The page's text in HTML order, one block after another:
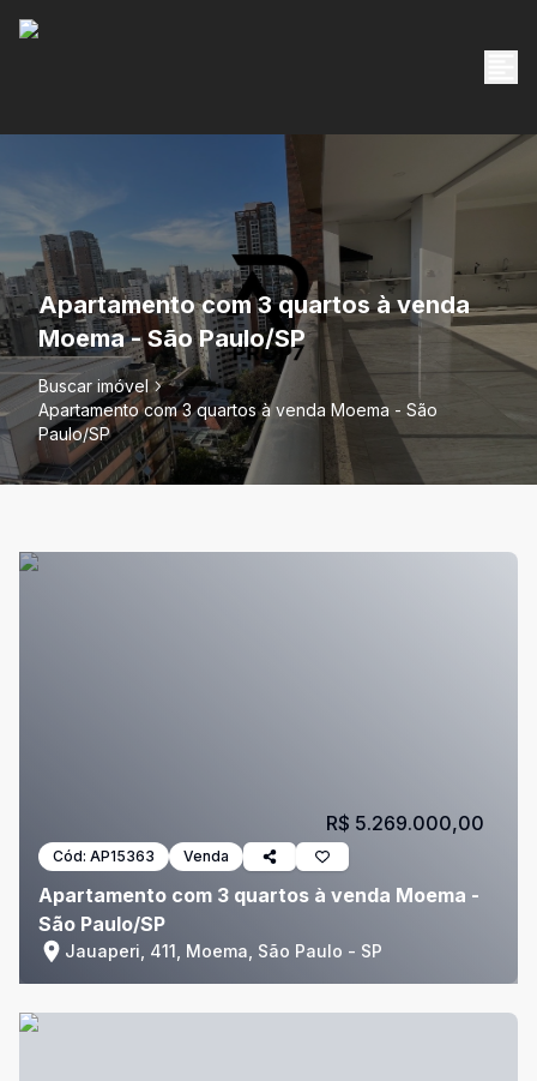
Apartamento com 3 quartos à venda
Moema - São Paulo/SP
Buscar imóvel
Apartamento com 3 quartos à venda Moema - São
Paulo/SP
Cód: AP15363 Venda
Apartamento com 3 quartos à venda Moema -
São Paulo/SP
Jauaperi, 411, Moema, São Paulo - SP
R$ 5.269.000,00